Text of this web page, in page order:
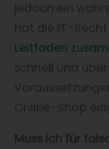
jedoch ein
hat die IT-
Leitfaden
schnell und
Online-Shop
Muss ich für